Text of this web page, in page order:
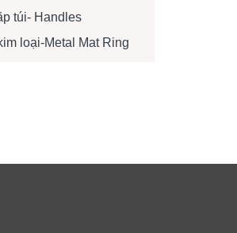
túi- Handles
loại-Metal Mat Ring